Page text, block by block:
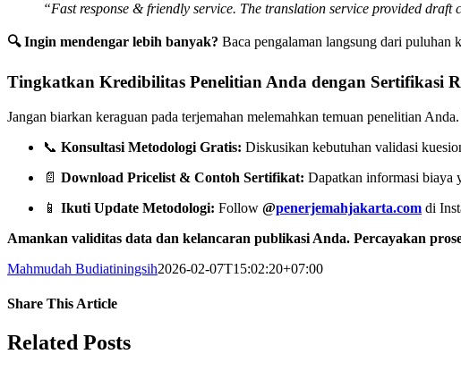
“Fast response & friendly service. The translation service provided
🔍 Ingin mendengar lebih banyak? Baca pengalaman langsung dari
Tingkatkan Kredibilitas Penelitian Anda dengan Sertifikasi
Jangan biarkan keraguan pada terjemahan melemahkan temuan penelitian
📞 Konsultasi Metodologi Gratis: Diskusikan kebutuhan validasi
📄 Download Pricelist & Contoh Sertifikat: Dapatkan informasi biaya
📱 Ikuti Update Metodologi: Follow @penerjemahjakarta.com di
Amankan validitas data dan kelancaran publikasi Anda. Percayakan
Mahmudah Budiatiningsih2026-02-07T15:02:20+07:00
Share This Article
Facebook
X
LinkedIn
WhatsApp
Tumblr
Pinterest
Vk
Email
Related Posts